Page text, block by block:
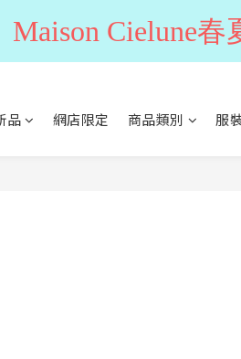
品 網店限定 商品類別 服
Maison Cielune